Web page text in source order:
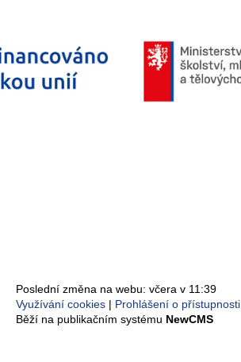
Poslední změna na webu: včera v 11:39
Využívání cookies
Prohlášení o přístupnosti
Běží na publikačním systému NewCMS